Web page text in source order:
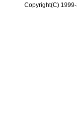
Copyright(C)